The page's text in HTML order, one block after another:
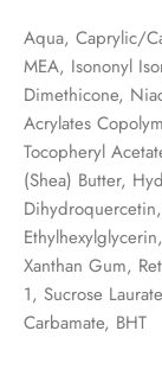
Aqua, Caprylic/
MEA, Isononyl
Dimethicone,
Acrylates
Tocopheryl
(Shea) Butter,
Xanthan Gum,
1, Sucrose
Carbamate, BHT